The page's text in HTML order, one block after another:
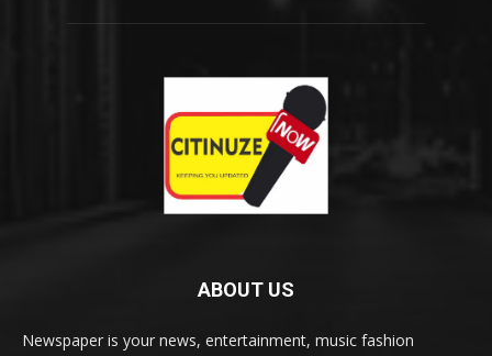
ABOUT US
Newspaper is your news, entertainment, music fashion